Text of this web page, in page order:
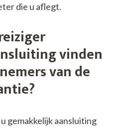
die u aflegt.
vinden
van de
gemakkelijk aansluiting